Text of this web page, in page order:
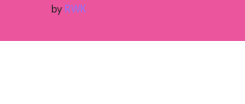
by RWK